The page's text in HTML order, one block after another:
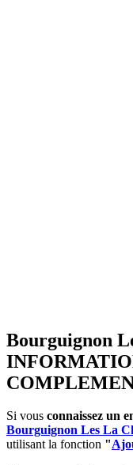
Bourguignon
Si vous connaissez un
Bourguignon Les La
utilisant la fonction "